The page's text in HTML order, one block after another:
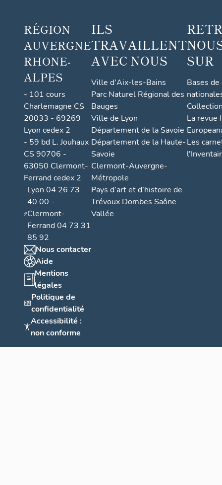
RÉGION
AUVERGNE
RHONE-
ALPES
- 101 cours
Charlemagne CS
20033 - 69269
Lyon cedex 2
- 59 bd L. Jouhaux
CS 90706 -
63050 Clermont-
Ferrand cedex 2
Lyon 04 26 73
40 00 -
Clermont-
Ferrand 04 73 31
85 92
Nous contacter
Aide
Mentions
légales
Politique de
confidentialité
Accessibilité :
non conforme
ILS
TRAVAILLENT
AVEC NOUS
Ville d'Aix-les-Bains
Parc Naturel Régional des
Bauges
Ville de Lyon
Département de la Savoie
Département de la Haute-
Savoie
Clermont-Auvergne-
Métropole
Pays d’art et d’histoire de
Trévoux Dombes Saône
Vallée
SUR
Bases
La revue
Les